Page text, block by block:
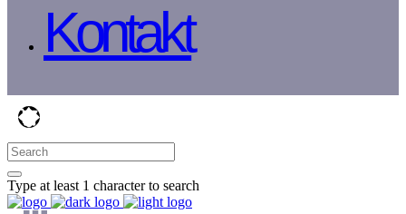
Kontakt
Type at least 1 character to search